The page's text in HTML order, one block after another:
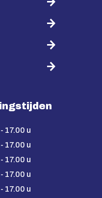
17.00 u
17.00 u
17.00 u
17.00 u
17.00 u